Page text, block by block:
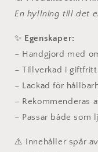
i
form
i
En hyllning till det
✨ Egenskaper:
– Handgjord med
– Tillverkad i
– Lackad för
– Rekommenderas
– Passar både som
⚠️ Innehåller spår